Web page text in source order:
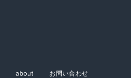
about お問い合わせ